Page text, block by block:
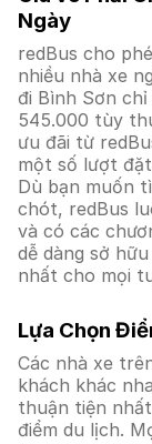
Ngày
redBus cho
nhiều nhà xe
đi Bình Sơn
545.000 tùy
ưu đãi từ
một số lượt
Dù bạn muốn
chót, redBus
và có các
dễ dàng sở
nhất cho mọi
Lựa Chọn
Các nhà xe
khách khác
thuận tiện
điểm du lịch.